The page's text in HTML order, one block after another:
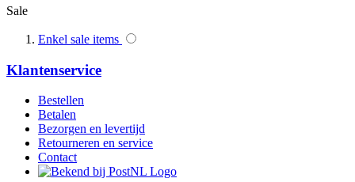
Sale
Enkel sale items
Klantenservice
Bestellen
Betalen
Bezorgen en levertijd
Retourneren en service
Contact